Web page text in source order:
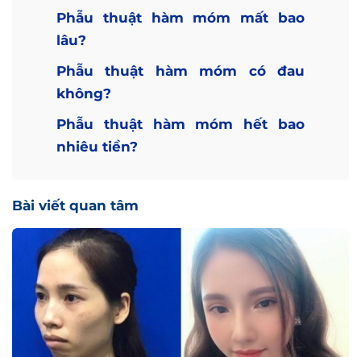
Phẫu thuật hàm móm mất bao
lâu?
Phẫu thuật hàm móm có đau
không?
Phẫu thuật hàm móm hết bao
nhiêu tiền?
Bài viết quan tâm